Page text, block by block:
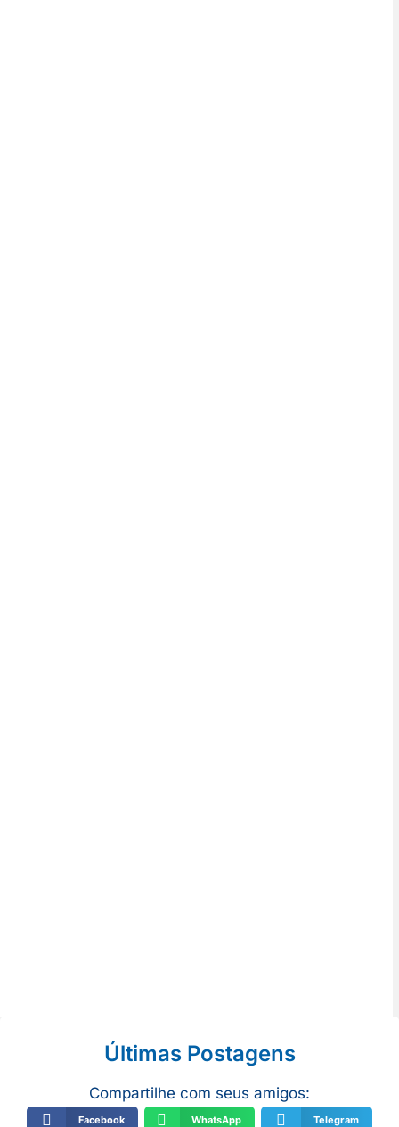
Últimas Postagens
Compartilhe com seus amigos:
Facebook WhatsApp Telegram